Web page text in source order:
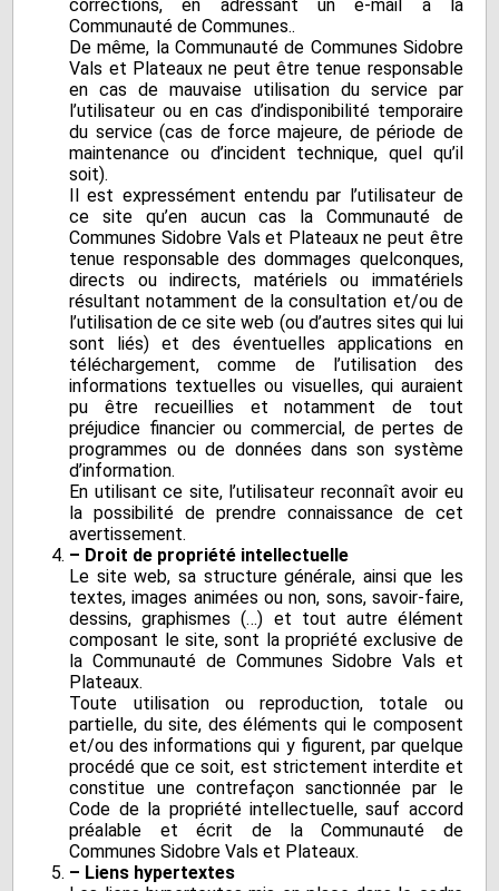
corrections, en adressant un e-mail à la
Communauté de Communes..
De même, la Communauté de Communes Sidobre
Vals et Plateaux ne peut être tenue responsable
en cas de mauvaise utilisation du service par
l’utilisateur ou en cas d’indisponibilité temporaire
du service (cas de force majeure, de période de
maintenance ou d’incident technique, quel qu’il
soit).
Il est expressément entendu par l’utilisateur de
ce site qu’en aucun cas la Communauté de
Communes Sidobre Vals et Plateaux ne peut être
tenue responsable des dommages quelconques,
directs ou indirects, matériels ou immatériels
résultant notamment de la consultation et/ou de
l’utilisation de ce site web (ou d’autres sites qui lui
sont liés) et des éventuelles applications en
téléchargement, comme de l’utilisation des
informations textuelles ou visuelles, qui auraient
pu être recueillies et notamment de tout
préjudice financier ou commercial, de pertes de
programmes ou de données dans son système
d’information.
En utilisant ce site, l’utilisateur reconnaît avoir eu
la possibilité de prendre connaissance de cet
avertissement.
– Droit de propriété intellectuelle
Le site web, sa structure générale, ainsi que les
textes, images animées ou non, sons, savoir-faire,
dessins, graphismes (…) et tout autre élément
composant le site, sont la propriété exclusive de
la Communauté de Communes Sidobre Vals et
Plateaux.
Toute utilisation ou reproduction, totale ou
partielle, du site, des éléments qui le composent
et/ou des informations qui y figurent, par quelque
procédé que ce soit, est strictement interdite et
constitue une contrefaçon sanctionnée par le
Code de la propriété intellectuelle, sauf accord
préalable et écrit de la Communauté de
Communes Sidobre Vals et Plateaux.
– Liens hypertextes